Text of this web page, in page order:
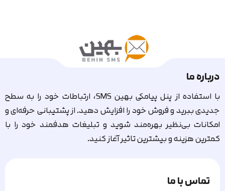
درباره ما
با استفاده از پنل پیامکی بهین SMS، ارتباطات خود را به سطح
جدیدی ببرید و فروش خود را افزایش دهید. از پشتیبانی حرفه‌ای و
امکانات بی‌نظیر بهره‌مند شوید و تبلیغات هدفمند خود را با
کمترین هزینه و بیشترین تاثیر آغاز کنید.
تماس با ما